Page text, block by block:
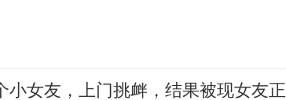
小女友，上门挑衅，结果被现女友正